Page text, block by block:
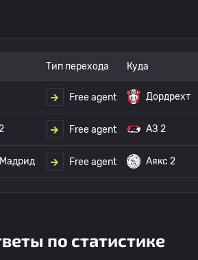
Тип перехода Куда
Free agent Дордрехт
Free agent АЗ 2
Free agent Аякс 2
по статистике